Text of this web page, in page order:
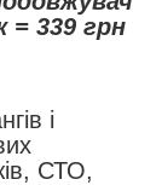
= 339 грн
і
СТО,